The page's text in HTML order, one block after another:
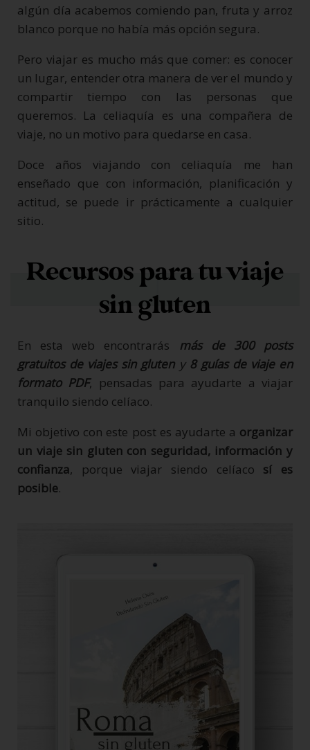
algún día acabemos comiendo pan, fruta y arroz
blanco porque no había más opción segura.
Pero viajar es mucho más que comer: es conocer
un lugar, entender otra manera de ver el mundo y
compartir tiempo con las personas que
queremos. La celiaquía es una compañera de
viaje, no un motivo para quedarse en casa.
Doce años viajando con celiaquía me han
enseñado que con información, planificación y
actitud, se puede ir prácticamente a cualquier
sitio.
Recursos para tu viaje
sin gluten
En esta web encontrarás
más de 300 posts
gratuitos de viajes sin gluteny 8 guías de viaje en
formato PDF, pensadas para ayudarte a viajar
tranquilo siendo celíaco.
Mi objetivo con este post es ayudarte a organizar
un viaje sin gluten con seguridad, información y
confianza, porque viajar siendo celíaco sí es
posible.